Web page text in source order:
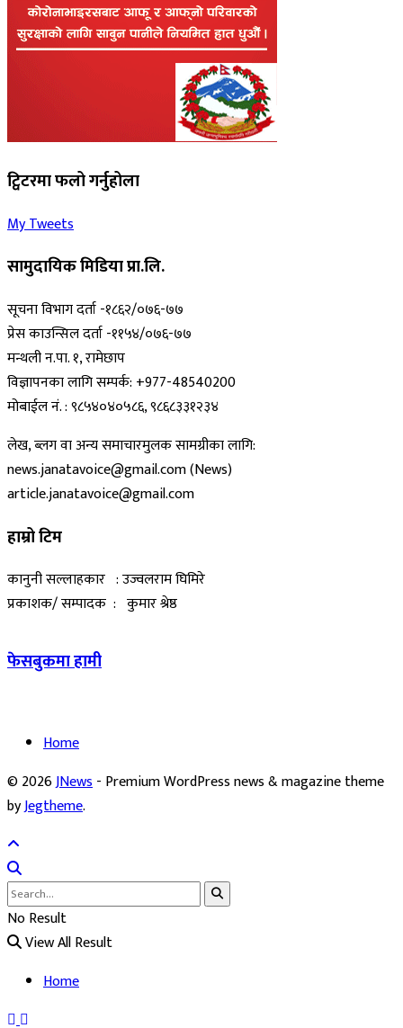
ट्विटरमा फलो गर्नुहोला
My Tweets
सामुदायिक मिडिया प्रा.लि.
सूचना विभाग दर्ता -१८६२/०७६-७७
प्रेस काउन्सिल दर्ता -११५४/०७६-७७
मन्थली न.पा. १, रामेछाप
विज्ञापनका लागि सम्पर्क: +977-48540200
मोबाईल नं. : ९८५४०४०५८६, ९८६८३३१२३४
लेख, ब्लग वा अन्य समाचारमुलक सामग्रीका लागि:
news.janatavoice@gmail.com (News)
article.janatavoice@gmail.com
हाम्रो टिम
कानुनी सल्लाहकार : उज्वलराम घिमिरे
प्रकाशक/ सम्पादक : कुमार श्रेष्ठ
फेसबुकमा हामी
Home
© 2026JNews- Premium WordPress news & magazine theme
byJegtheme.
No Result
View All Result
Home